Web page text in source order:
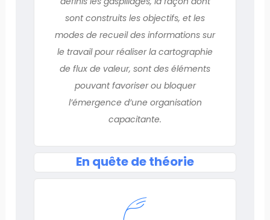
sont construits les objectifs, et les
modes de recueil des informations sur
le travail pour réaliser la cartographie
de flux de valeur, sont des éléments
pouvant favoriser ou bloquer
l’émergence d’une organisation
capacitante.
En quête de théorie